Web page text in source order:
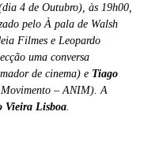
4 de Outubro), às 19h00,
pelo À pala de Walsh
Filmes e Leopardo
uma conversa
de cinema) e Tiago
– ANIM). A
Vieira Lisboa